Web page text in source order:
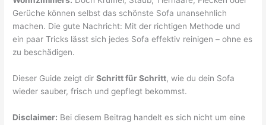
Gerüche können selbst das schönste Sofa unansehnlich
machen. Die gute Nachricht: Mit der richtigen Methode und
ein paar Tricks lässt sich jedes Sofa effektiv reinigen – ohne es
zu beschädigen.
Dieser Guide zeigt dirSchritt für Schritt, wie du dein Sofa
wieder sauber, frisch und gepflegt bekommst.
Disclaimer: Bei diesem Beitrag handelt es sich nicht um eine